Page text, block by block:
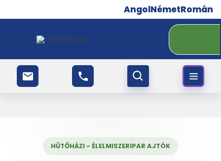
AngolNémetRomán
HŰTŐHÁZI - ÉLELMISZERIPAR AJTÓK